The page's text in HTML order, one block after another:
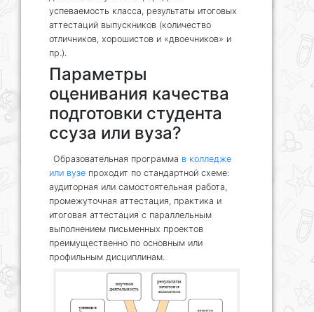
успеваемость класса, результаты итоговых
аттестаций выпускников (количество
отличников, хорошистов и «двоечников» и
пр.).
Параметры
оценивания качества
подготовки студента
ссуза или вуза?
Образовательная программа в колледже
или вузе проходит по стандартной схеме:
аудиторная или самостоятельная работа,
промежуточная аттестация, практика и
итоговая аттестация с параллельным
выполнением письменных проектов
преимущественно по основным или
профильным дисциплинам.